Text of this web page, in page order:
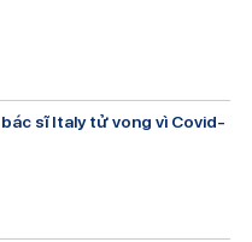
sĩ Italy tử vong vì Covid-